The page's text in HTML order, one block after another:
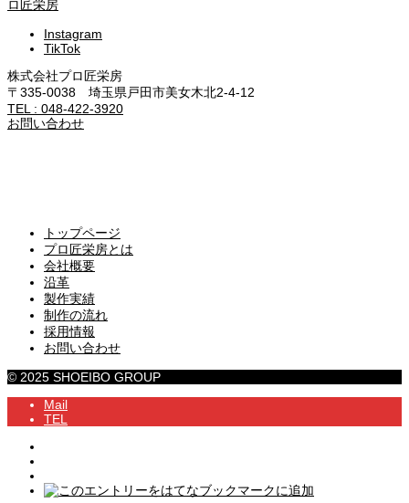
Instagram
TikTok
株式会社プロ匠栄房
〒335-0038 埼玉県戸田市美女木北2-4-12
TEL : 048-422-3920
お問い合わせ
トップページ
プロ匠栄房とは
会社概要
沿革
製作実績
制作の流れ
採用情報
お問い合わせ
© 2025 SHOEIBO GROUP
Mail
TEL